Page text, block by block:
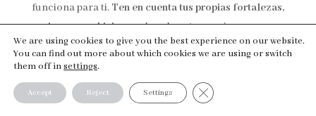
funciona para ti. Ten en cuenta tus propias fortalezas,
pasiones y ambicionesal evaluar tus opciones.
Tomar una decisión sobre qué estudiar puede ser
una tarea desafiante, pero es importante
mismo y tener confianza en tu elección.
We are using cookies to give you the best experience on our website.
You can find out more about which cookies we are using or switch
them off insettings.
Accept Reject Settings Close GDPR Cookie Banner